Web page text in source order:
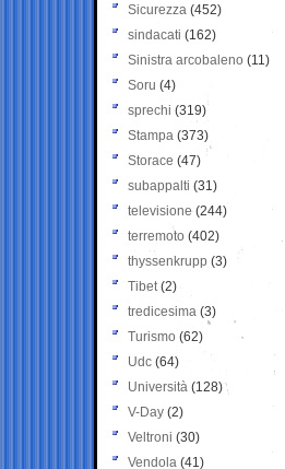
Sicurezza (452)
sindacati (162)
Sinistra arcobaleno (11)
Soru (4)
sprechi (319)
Stampa (373)
Storace (47)
subappalti (31)
televisione(244)
terremoto (402)
thyssenkrupp (3)
Tibet(2)
tredicesima (3)
Turismo (62)
Udc (64)
Università (128)
V-Day (2)
Veltroni (30)
Vendola (41)